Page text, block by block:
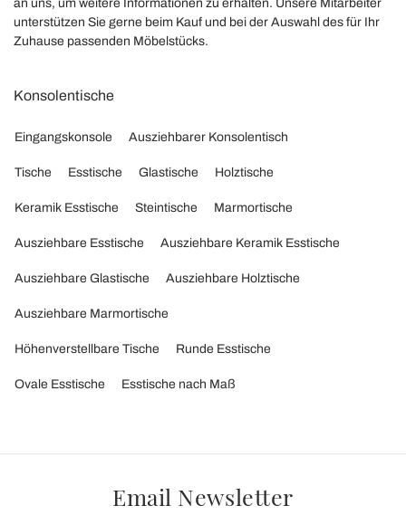
an uns, um weitere Informationen zu erhalten. Unsere Mitarbeiter
unterstützen Sie gerne beim Kauf und bei der Auswahl des für Ihr
Zuhause passenden Möbelstücks.
Konsolentische
Eingangskonsole Ausziehbarer Konsolentisch
Tische Esstische Glastische Holztische
Keramik Esstische Steintische Marmortische
Ausziehbare Esstische Ausziehbare Keramik Esstische
Ausziehbare Glastische Ausziehbare Holztische
Ausziehbare Marmortische
Höhenverstellbare Tische Runde Esstische
Ovale Esstische Esstische nach Maß
Email Newsletter